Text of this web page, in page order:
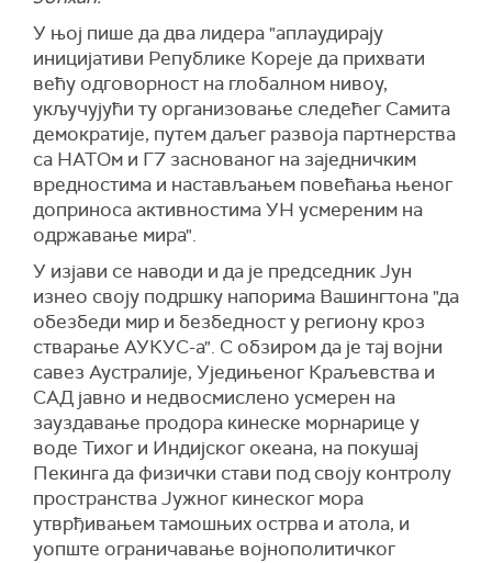
У њој пише да два лидера "аплаудирају
иницијативи Републике Кореје да прихвати
већу одговорност на глобалном нивоу,
укључујући ту организовање следећег Самита
демократије, путем даљег развоја партнерства
са НАТОм и Г7 заснованог на заједничким
вредностима и настављањем повећања њеног
доприноса активностима УН усмереним на
одржавање мира".
У изјави се наводи и да је председник Јун
изнео своју подршку напорима Вашингтона "да
обезбеди мир и безбедност у региону кроз
стварање АУКУС-а". С обзиром да је тај војни
савез Аустралије, Уједињеног Краљевства и
САД јавно и недвосмислено усмерен на
зауздавање продора кинеске морнарице у
воде Тихог и Индијског океана, на покушај
Пекинга да физички стави под своју контролу
пространства Јужног кинеског мора
утврђивањем тамошњих острва и атола, и
уопште ограничавање војнополитичког